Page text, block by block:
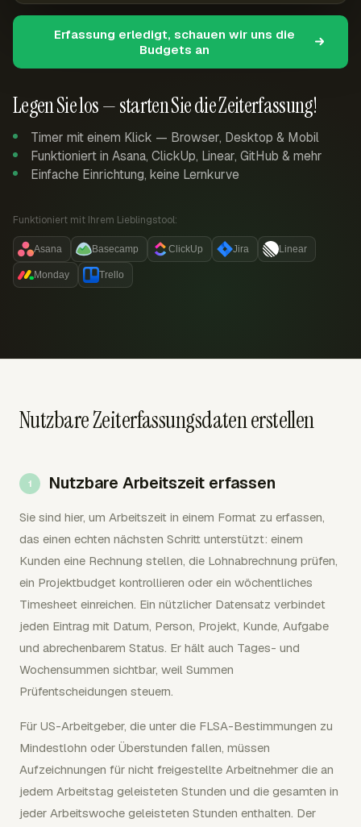
Legen Sie los — starten Sie die Zeiterfassung!
Timer mit einem Klick — Browser, Desktop & Mobil
Funktioniert in Asana, ClickUp, Linear, GitHub & mehr
Einfache Einrichtung, keine Lernkurve
Funktioniert mit Ihrem Lieblingstool:
Asana Basecamp ClickUp Jira Linear
Monday Trello
Erfassung erledigt, schauen wir uns die
Budgets an
Nutzbare Zeiterfassungsdaten erstellen
Nutzbare Arbeitszeit erfassen
Sie sind hier, um Arbeitszeit in einem Format zu erfassen,
das einen echten nächsten Schritt unterstützt: einem
Kunden eine Rechnung stellen, die Lohnabrechnung prüfen,
ein Projektbudget kontrollieren oder ein wöchentliches
Timesheet einreichen. Ein nützlicher Datensatz verbindet
jeden Eintrag mit Datum, Person, Projekt, Kunde, Aufgabe
und abrechenbarem Status. Er hält auch Tages- und
Wochensummen sichtbar, weil Summen
Prüfentscheidungen steuern.
Für US-Arbeitgeber, die unter die FLSA-Bestimmungen zu
Mindestlohn oder Überstunden fallen, müssen
Aufzeichnungen für nicht freigestellte Arbeitnehmer die an
jedem Arbeitstag geleisteten Stunden und die gesamten in
jeder Arbeitswoche geleisteten Stunden enthalten. Der